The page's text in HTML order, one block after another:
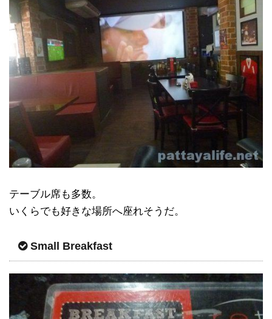
テーブル席も多数。
いくらでも好きな場所へ座れそうだ。
Small Breakfast